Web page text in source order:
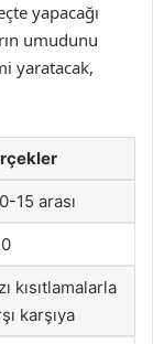
yapacağı
umudunu
yaratacak,
15 arası
kısıtlamalarla
karşıya